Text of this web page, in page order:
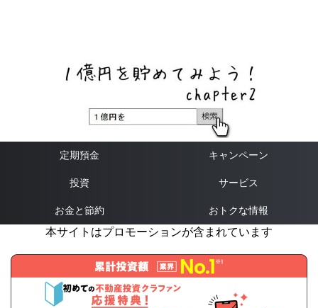
定期預金 キャンペーン
投資 サービス
お金と節約 おトクな情報
本サイトはプロモーションが含まれています